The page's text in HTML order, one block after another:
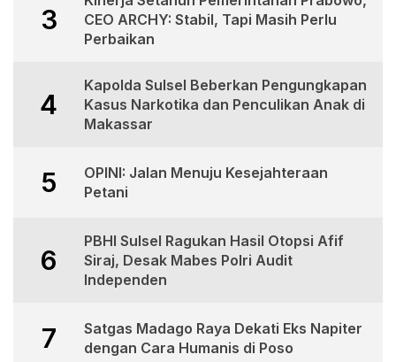
3
CEO ARCHY: Stabil, Tapi Masih Perlu
Perbaikan
4
Kapolda Sulsel Beberkan Pengungkapan
Kasus Narkotika dan Penculikan Anak di
Makassar
5
OPINI: Jalan Menuju Kesejahteraan
Petani
6
PBHI Sulsel Ragukan Hasil Otopsi Afif
Siraj, Desak Mabes Polri Audit
Independen
7
Satgas Madago Raya Dekati Eks Napiter
dengan Cara Humanis di Poso